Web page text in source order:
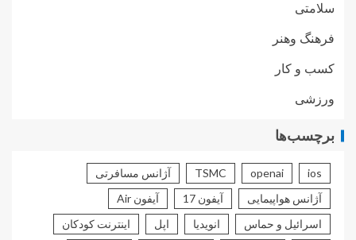
سلامتی
فرهنگ وهنر
کسب و کار
ورزشی
برچسب‌ها
ios
openai
TSMC
آژانس مسافرتی
آژانس هواپیمایی
آیفون 17
آیفون Air
اسرائیل و حماس
انویدیا اپل
اینترنت کودکان